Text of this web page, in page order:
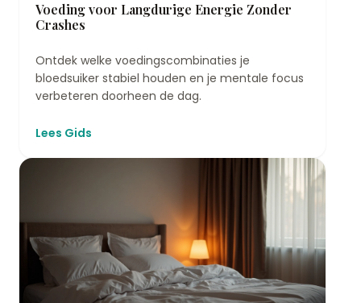
Voeding voor Langdurige Energie Zonder
Crashes
Ontdek welke voedingscombinaties je
bloedsuiker stabiel houden en je mentale focus
verbeteren doorheen de dag.
Lees Gids